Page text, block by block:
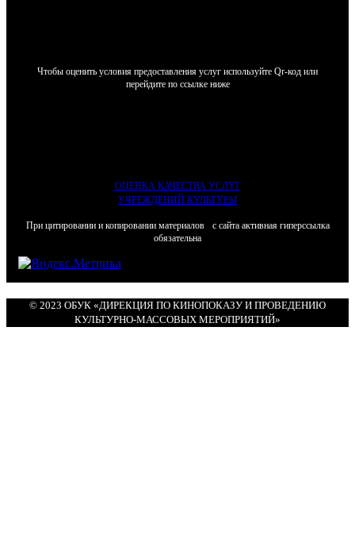
Чтобы оценить условия предоставления услуг используйте Qr-код или
перейдите по ссылке ниже
ОЦЕНКА КАЧЕСТВА УСЛУГ
УЧРЕЖДЕНИЙ КУЛЬТУРЫ
При цитировании и копировании материалов с сайта активная гиперссылка
обязательна
© 2023 ОБУК «ДИРЕКЦИЯ ПО КИНОПОКАЗУ И ПРОВЕДЕНИЮ
КУЛЬТУРНО-МАССОВЫХ МЕРОПРИЯТИЙ»